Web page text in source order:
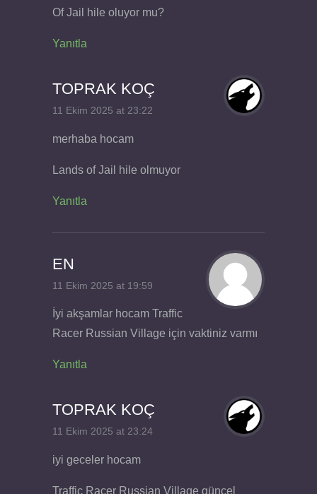
Of Jail hile oluyor mu?
Yanıtla
TOPRAK KOÇ
11 Ekim 2025 at 23:22
merhaba hocam
Lands of Jail hile olmuyor
Yanıtla
EN
11 Ekim 2025 at 19:59
İyi akşamlar hocam Traffic
Racer Russian Village için vaktiniz varmı
Yanıtla
TOPRAK KOÇ
11 Ekim 2025 at 23:24
iyi geceler hocam
Traffic Racer Russian Village güncel